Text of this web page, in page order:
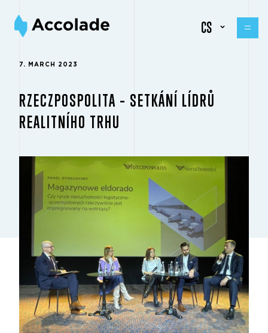
CS
7. MARCH 2023
RZECZPOSPOLITA – SETKÁNÍ LÍDRŮ
REALITNÍHO TRHU